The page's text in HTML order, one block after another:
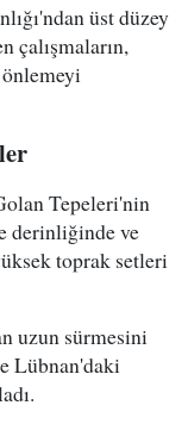
üst düzey
çalışmaların,
önlemeyi
Tepeleri'nin
derinliğinde ve
toprak setleri
uzun sürmesini
Lübnan'daki